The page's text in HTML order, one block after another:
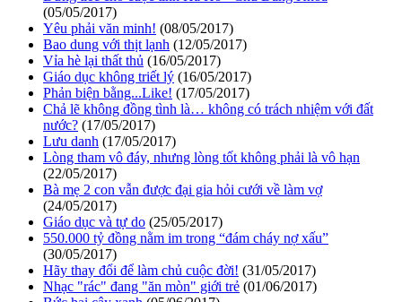
(05/05/2017)
Yêu phải văn minh! (08/05/2017)
Bao dung với thịt lạnh (12/05/2017)
Vỉa hè lại thất thủ (16/05/2017)
Giáo dục không triết lý (16/05/2017)
Phản biện bằng...Like! (17/05/2017)
Chả lẽ không đồng tình là… không có trách nhiệm với đất
nước? (17/05/2017)
Lưu danh (17/05/2017)
Lòng tham vô đáy, nhưng lòng tốt không phải là vô hạn
(22/05/2017)
Bà mẹ 2 con vẫn được đại gia hỏi cưới về làm vợ
(24/05/2017)
Giáo dục và tự do (25/05/2017)
550.000 tỷ đồng nằm im trong “đám cháy nợ xấu”
(30/05/2017)
Hãy thay đổi để làm chủ cuộc đời! (31/05/2017)
Nhạc "rác" đang "ăn mòn" giới trẻ (01/06/2017)